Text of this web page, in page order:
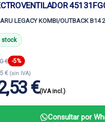
LEGACY KOMBI/OUTBACK B14
stock
€ -5%
€ (sin IVA)
€(IVA incl.)
Consultar por